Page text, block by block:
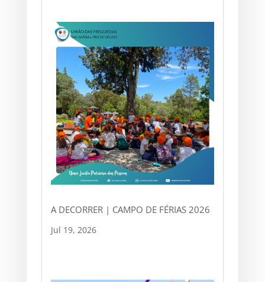
A DECORRER | CAMPO DE FÉRIAS 2026
Jul 19, 2026